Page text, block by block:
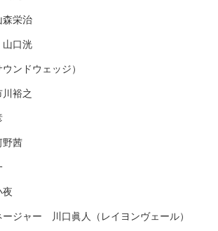
栄治
口洸
ンドウェッジ）
裕之
茜
ージャー 川口眞人（レイヨンヴェール）